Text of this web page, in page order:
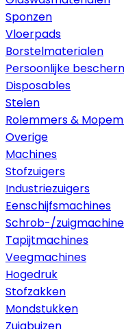
Sponzen
Vloerpads
Borstelmaterialen
Persoonlijke
Disposables
Stelen
Rolemmers &
Overige
Machines
Stofzuigers
Industriezuigers
Eenschijfsmachines
Schrob-/
Tapijtmachines
Veegmachines
Hogedruk
Stofzakken
Mondstukken
Zuigbuizen